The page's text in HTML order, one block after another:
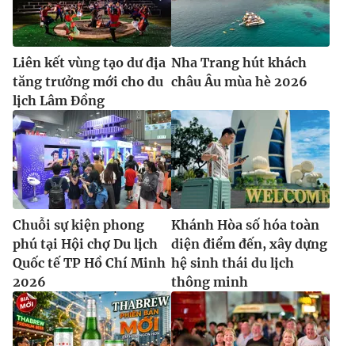
Liên kết vùng tạo dư địa
tăng trưởng mới cho du
lịch Lâm Đồng
Nha Trang hút khách
châu Âu mùa hè 2026
Chuỗi sự kiện phong
phú tại Hội chợ Du lịch
Quốc tế TP Hồ Chí Minh
2026
Khánh Hòa số hóa toàn
diện điểm đến, xây dựng
hệ sinh thái du lịch
thông minh